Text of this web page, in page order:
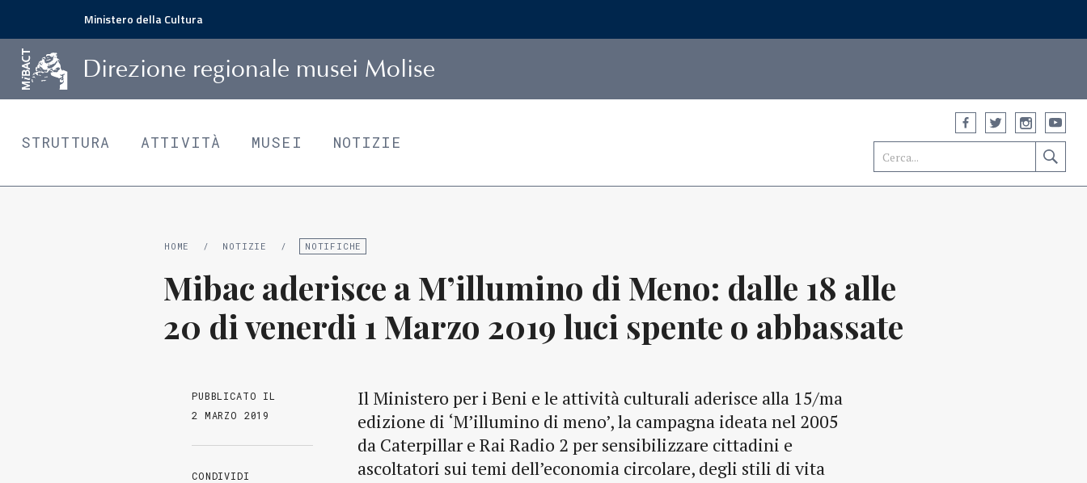
Ministero della Cultura
Direzione regionale musei Molise
STRUTTURA ATTIVITÀ MUSEI NOTIZIE
HOME / NOTIZIE / NOTIFICHE
Mibac aderisce a M’illumino di Meno: dalle 18 alle
20 di venerdi 1 Marzo 2019 luci spente o abbassate
PUBBLICATO IL
2 MARZO 2019
CONDIVIDI
Il Ministero per i Beni e le attività culturali aderisce alla 15/ma
edizione di ‘M’illumino di meno’, la campagna ideata nel 2005
da Caterpillar e Rai Radio 2 per sensibilizzare cittadini e
ascoltatori sui temi dell’economia circolare, degli stili di vita